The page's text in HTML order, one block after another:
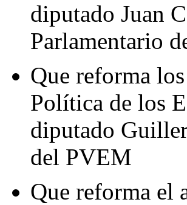
diputado Juan
Parlamentario
Que reforma
Política de los
diputado
del PVEM
Que reforma el